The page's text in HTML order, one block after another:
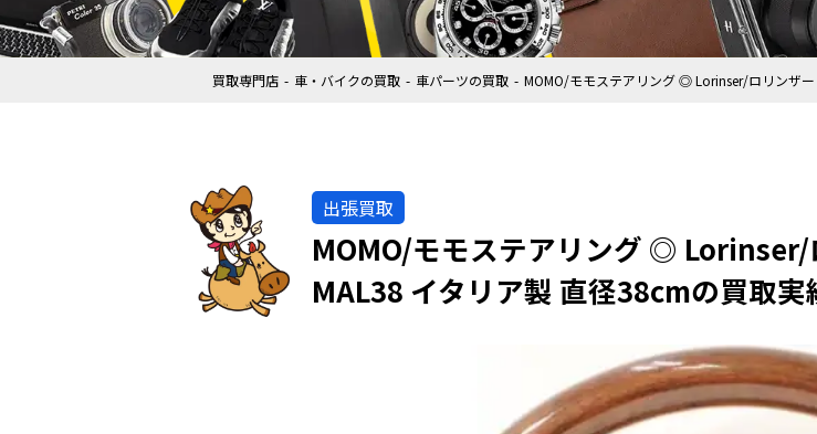
買取専門店 車・バイクの買取 車パーツの買取 MOMO/モモステアリング ◎ Lorinser/ロリンザ
出張買取
MOMO/モモステアリング ◎ Lorinser/
MAL38 イタリア製 直径38cmの買取実